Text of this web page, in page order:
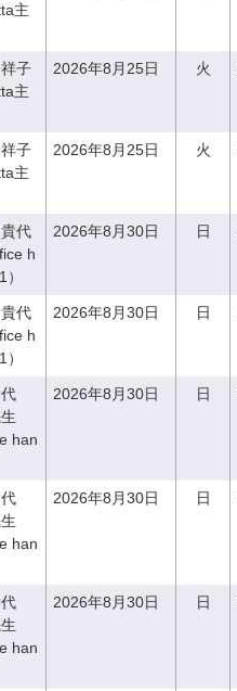
主
子
主
2026年8月25日 火
子
主
2026年8月25日 火
代
h
2026年8月30日 日
代
h
2026年8月30日 日
han
2026年8月30日 日
han
2026年8月30日 日
han
2026年8月30日 日